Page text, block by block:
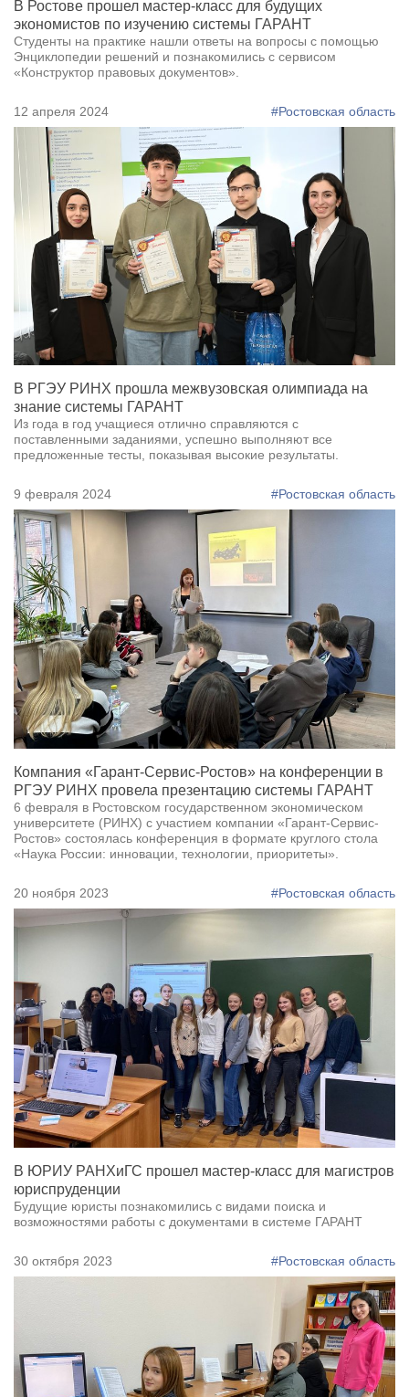
В Ростове прошел мастер-класс для будущих
экономистов по изучению системы ГАРАНТ
Студенты на практике нашли ответы на вопросы с помощью
Энциклопедии решений и познакомились с сервисом
«Конструктор правовых документов».
12 апреля 2024 #Ростовская область
В РГЭУ РИНХ прошла межвузовская олимпиада на
знание системы ГАРАНТ
Из года в год учащиеся отлично справляются с
поставленными заданиями, успешно выполняют все
предложенные тесты, показывая высокие результаты.
9 февраля 2024 #Ростовская область
Компания «Гарант-Сервис-Ростов» на конференции в
РГЭУ РИНХ провела презентацию системы ГАРАНТ
6 февраля в Ростовском государственном экономическом
университете (РИНХ) с участием компании «Гарант-Сервис-
Ростов» состоялась конференция в формате круглого стола
«Наука России: инновации, технологии, приоритеты».
20 ноября 2023 #Ростовская область
В ЮРИУ РАНХиГС прошел мастер-класс для магистров
юриспруденции
Будущие юристы познакомились с видами поиска и
возможностями работы с документами в системе ГАРАНТ
30 октября 2023 #Ростовская область